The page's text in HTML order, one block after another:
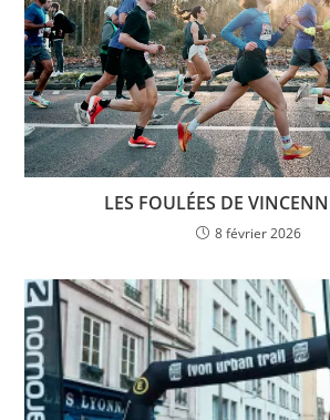
LES FOULÉES DE
8 février 2026